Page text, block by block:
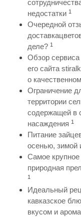
недостатки 1
Очередной
деле? 1
Обзор
его сайта
о
Ограничение
территории
содержащей в
насаждения 1
Питание
осенью, зимой
Самое крупное
природная
1
Идеальный
кавказское
вкусом и